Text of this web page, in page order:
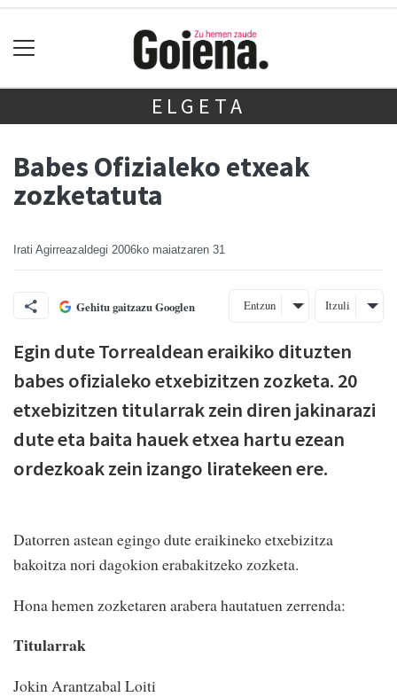
ELGETA
Babes Ofizialeko etxeak
zozketatuta
Irati Agirreazaldegi 2006ko maiatzaren 31
Gehitu gaitzazu Googlen Entzun Itzuli
Egin dute Torrealdean eraikiko dituzten
babes ofizialeko etxebizitzen zozketa. 20
etxebizitzen titularrak zein diren jakinarazi
dute eta baita hauek etxea hartu ezean
ordezkoak zein izango liratekeen ere.
Datorren astean egingo dute eraikineko etxebizitza
bakoitza nori dagokion erabakitzeko zozketa.
Hona hemen zozketaren arabera hautatuen zerrenda:
Titularrak
Jokin Arantzabal Loiti